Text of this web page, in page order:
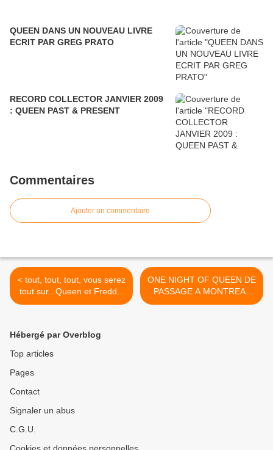
QUEEN DANS UN NOUVEAU LIVRE
ECRIT PAR GREG PRATO
RECORD COLLECTOR JANVIER 2009
: QUEEN PAST & PRESENT
Commentaires
Ajouter un commentaire
< tout, tout, tout, vous serez
tout sur...Queen et Freddie
Mercury!
ONE NIGHT OF QUEEN DE
PASSAGE A MONTREAL
ET QUEBEC >
Hébergé par Overblog
Top articles
Pages
Contact
Signaler un abus
C.G.U.